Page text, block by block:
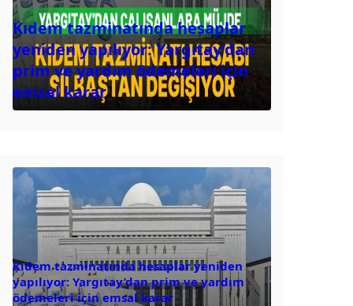
Kıdem tazminatında hesaplar
yeniden yapılıyor: Yargıtay’dan
prim ve yardım ödemeleri için
emsal karar
Kıdem tazminatında hesaplar yeniden
yapılıyor: Yargıtay’dan prim ve yardım
ödemeleri için emsal karar